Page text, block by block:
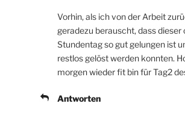
Vorhin, als ich von der Arbeit
geradezu berauscht, dass
Stundentag so gut gelungen ist
restlos gelöst werden konnten.
morgen wieder fit bin für Tag2
Antworten